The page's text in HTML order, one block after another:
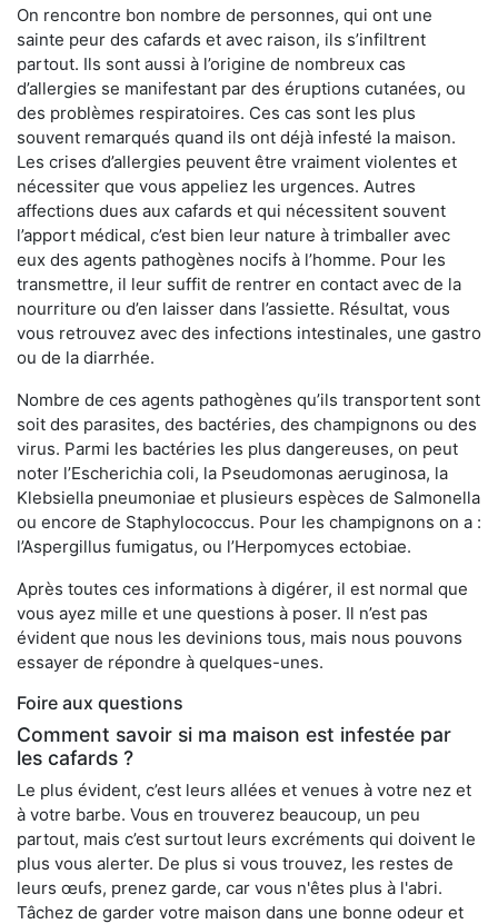
On rencontre bon nombre de personnes, qui ont une
sainte peur des cafards et avec raison, ils s’infiltrent
partout. Ils sont aussi à l’origine de nombreux cas
d’allergies se manifestant par des éruptions cutanées, ou
des problèmes respiratoires. Ces cas sont les plus
souvent remarqués quand ils ont déjà infesté la maison.
Les crises d’allergies peuvent être vraiment violentes et
nécessiter que vous appeliez les urgences. Autres
affections dues aux cafards et qui nécessitent souvent
l’apport médical, c’est bien leur nature à trimballer avec
eux des agents pathogènes nocifs à l’homme. Pour les
transmettre, il leur suffit de rentrer en contact avec de la
nourriture ou d’en laisser dans l’assiette. Résultat, vous
vous retrouvez avec des infections intestinales, une gastro
ou de la diarrhée.
Nombre de ces agents pathogènes qu’ils transportent sont
soit des parasites, des bactéries, des champignons ou des
virus. Parmi les bactéries les plus dangereuses, on peut
noter l’Escherichia coli, la Pseudomonas aeruginosa, la
Klebsiella pneumoniae et plusieurs espèces de Salmonella
ou encore de Staphylococcus. Pour les champignons on a :
l’Aspergillus fumigatus, ou l’Herpomyces ectobiae.
Après toutes ces informations à digérer, il est normal que
vous ayez mille et une questions à poser. Il n’est pas
évident que nous les devinions tous, mais nous pouvons
essayer de répondre à quelques-unes.
Foire aux questions
Comment savoir si ma maison est infestée par
les cafards ?
Le plus évident, c’est leurs allées et venues à votre nez et
à votre barbe. Vous en trouverez beaucoup, un peu
partout, mais c’est surtout leurs excréments qui doivent le
plus vous alerter. De plus si vous trouvez, les restes de
leurs œufs, prenez garde, car vous n'êtes plus à l'abri.
Tâchez de garder votre maison dans une bonne odeur et